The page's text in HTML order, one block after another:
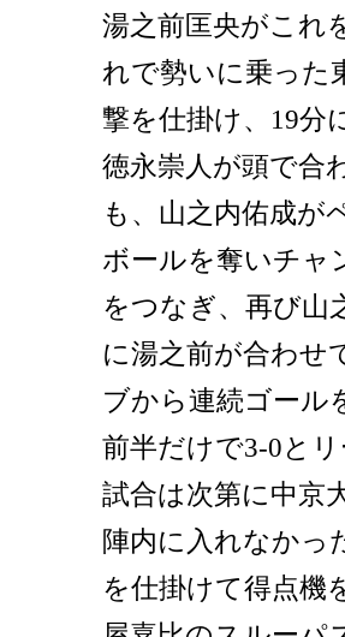
湯之前匡央がこれ
れで勢いに乗った
撃を仕掛け、19分
徳永崇人が頭で合
も、山之内佑成が
ボールを奪いチャ
をつなぎ、再び山
に湯之前が合わせ
ブから連続ゴール
前半だけで3-0と
試合は次第に中京
陣内に入れなかっ
を仕掛けて得点機